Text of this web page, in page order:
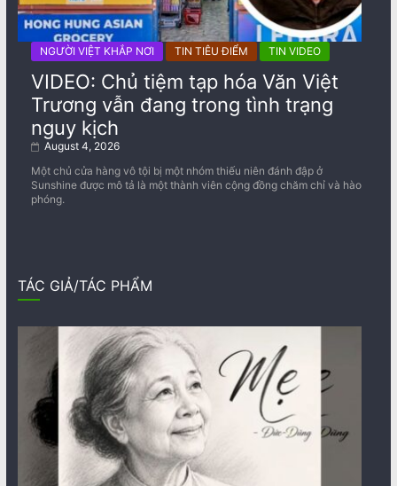
NGƯỜI VIỆT KHẮP NƠI TIN TIÊU ĐIỂM TIN VIDEO
VIDEO: Chủ tiệm tạp hóa Văn Việt
Trương vẫn đang trong tình trạng
nguy kịch
August 4, 2026
Một chủ cửa hàng vô tội bị một nhóm thiếu niên đánh đập ở
Sunshine được mô tả là một thành viên cộng đồng chăm chỉ và hào
phóng.
TÁC GIẢ/TÁC PHẨM